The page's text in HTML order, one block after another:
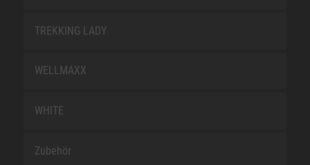
TREKKING LADY
WELLMAXX
WHITE
Zubehör